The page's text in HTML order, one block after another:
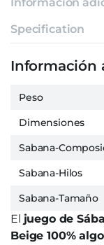
Specification
Información
Peso
Dimensiones
Sabana-
Sabana-Hilos
Sabana-Tamaño
El juego de
Beige 100%